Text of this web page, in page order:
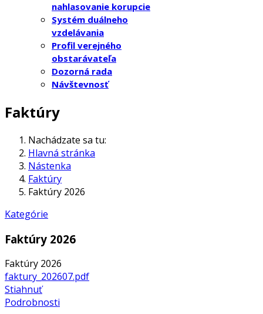
nahlasovanie korupcie
Systém duálneho
vzdelávania
Profil verejného
obstarávateľa
Dozorná rada
Návštevnosť
Faktúry
Nachádzate sa tu:
Hlavná stránka
Nástenka
Faktúry
Faktúry 2026
Kategórie
Faktúry 2026
Faktúry 2026
faktury_202607.pdf
Stiahnuť
Podrobnosti